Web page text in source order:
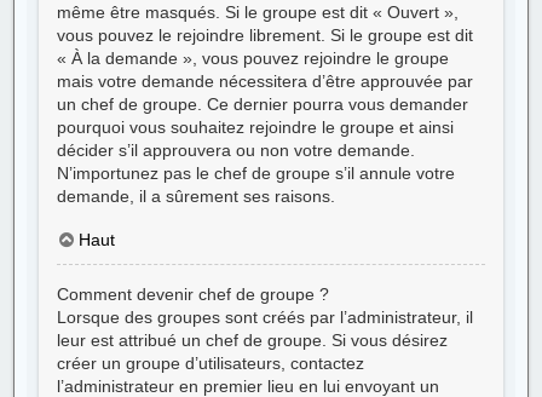
même être masqués. Si le groupe est dit « Ouvert »,
vous pouvez le rejoindre librement. Si le groupe est dit
« À la demande », vous pouvez rejoindre le groupe
mais votre demande nécessitera d’être approuvée par
un chef de groupe. Ce dernier pourra vous demander
pourquoi vous souhaitez rejoindre le groupe et ainsi
décider s’il approuvera ou non votre demande.
N’importunez pas le chef de groupe s’il annule votre
demande, il a sûrement ses raisons.
Haut
Comment devenir chef de groupe ?
Lorsque des groupes sont créés par l’administrateur, il
leur est attribué un chef de groupe. Si vous désirez
créer un groupe d’utilisateurs, contactez
l’administrateur en premier lieu en lui envoyant un